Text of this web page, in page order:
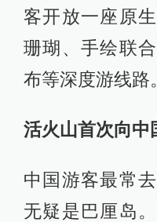
客开放一座原
珊瑚、手绘联
布等深度游线路。
活火山首次向中
中国游客最常
无疑是巴厘岛